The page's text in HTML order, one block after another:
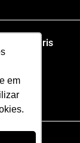
em
NRF Paris
Rio